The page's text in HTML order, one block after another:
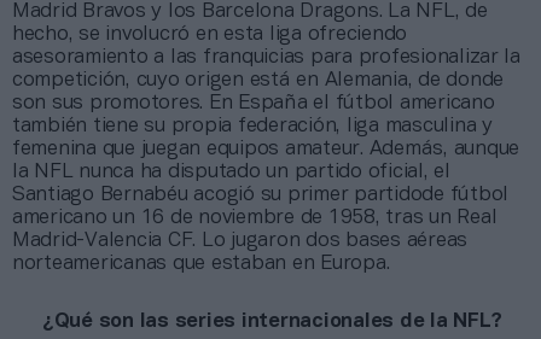
Madrid Bravos y los Barcelona Dragons. La NFL, de
hecho, se involucró en esta liga ofreciendo
asesoramiento a las franquicias para profesionalizar la
competición, cuyo origen está en Alemania, de donde
son sus promotores. En España el fútbol americano
también tiene su propia federación, liga masculina y
femenina que juegan equipos amateur. Además, aunque
la NFL nunca ha disputado un partido oficial, el
Santiago Bernabéu acogió su primer partidode fútbol
americano un 16 de noviembre de 1958, tras un Real
Madrid-Valencia CF. Lo jugaron dos bases aéreas
norteamericanas que estaban en Europa.
¿Qué son las series internacionales de la NFL?